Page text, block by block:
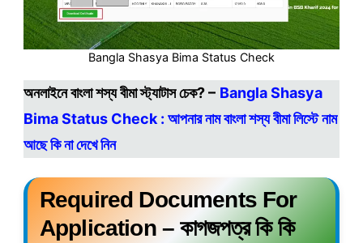
Bangla Shasya Bima Status Check
অনলাইনে বাংলা শস্য বীমা স্ট্যাটাস চেক? – Bangla Shasya
Bima Status Check : আপনার নাম বাংলা শস্য বীমা লিস্টে নাম
আছে কি না দেখে নিন
Required Documents For
Application– কাগজপত্র কি কি